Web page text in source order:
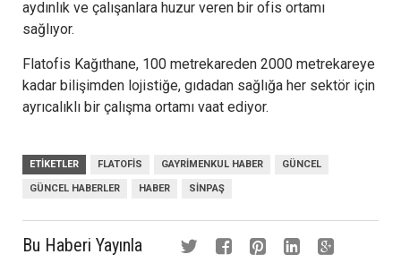
aydınlık ve çalışanlara huzur veren bir ofis ortamı
sağlıyor.
Flatofis Kağıthane, 100 metrekareden 2000 metrekareye
kadar bilişimden lojistiğe, gıdadan sağlığa her sektör için
ayrıcalıklı bir çalışma ortamı vaat ediyor.
ETIKETLER FLATOFIS GAYRIMENKUL HABER GÜNCEL
GÜNCEL HABERLER HABER SINPAŞ
Bu Haberi Yayınla